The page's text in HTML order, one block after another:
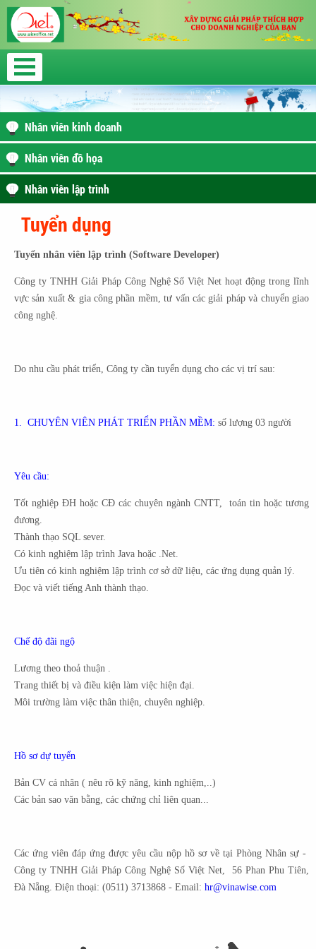
Nhân viên kinh doanh
Nhân viên đồ họa
Nhân viên lập trình
Tuyển dụng
Tuyển nhân viên lập trình (Software Developer)
Công ty TNHH Giải Pháp Công Nghệ Số Việt Net hoạt động trong lĩnh
vực sản xuất & gia công phần mềm, tư vấn các giải pháp và chuyển giao
công nghệ.
Do nhu cầu phát triển, Công ty cần tuyển dụng cho các vị trí sau:
1. CHUYÊN VIÊN PHÁT TRIỂN PHẦN MỀM: số lượng 03 người
Yêu cầu:
Tốt nghiệp ĐH hoặc CĐ các chuyên ngành CNTT, toán tin hoặc tương
đương.
Thành thạo SQL sever.
Có kinh nghiệm lập trình Java hoặc .Net.
Ưu tiên có kinh nghiệm lập trình cơ sở dữ liệu, các ứng dụng quản lý.
Đọc và viết tiếng Anh thành thạo.
Chế độ đãi ngộ
Lương theo thoả thuận .
Trang thiết bị và điều kiện làm việc hiện đại.
Môi trường làm việc thân thiện, chuyên nghiệp.
Hồ sơ dự tuyển
Bản CV cá nhân ( nêu rõ kỹ năng, kinh nghiệm,..)
Các bản sao văn bằng, các chứng chỉ liên quan...
Các ứng viên đáp ứng được yêu cầu nộp hồ sơ về tại Phòng Nhân sự -
Công ty TNHH Giải Pháp Công Nghệ Số Việt Net, 56 Phan Phu Tiên,
Đà Nẵng. Điện thoại: (0511) 3713868 - Email: hr@vinawise.com